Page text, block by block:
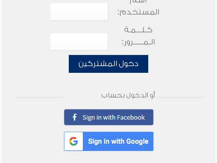
المستخدم:
كـلـــمـة
الـمـــــرور:
دخول المشتركين
أو الدخول بحساب